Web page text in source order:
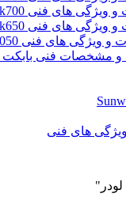
های فنی